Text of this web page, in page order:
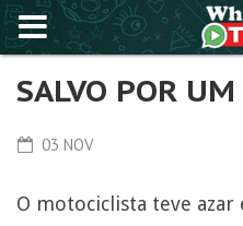
SALVO POR
03 NOV
O motociclista teve